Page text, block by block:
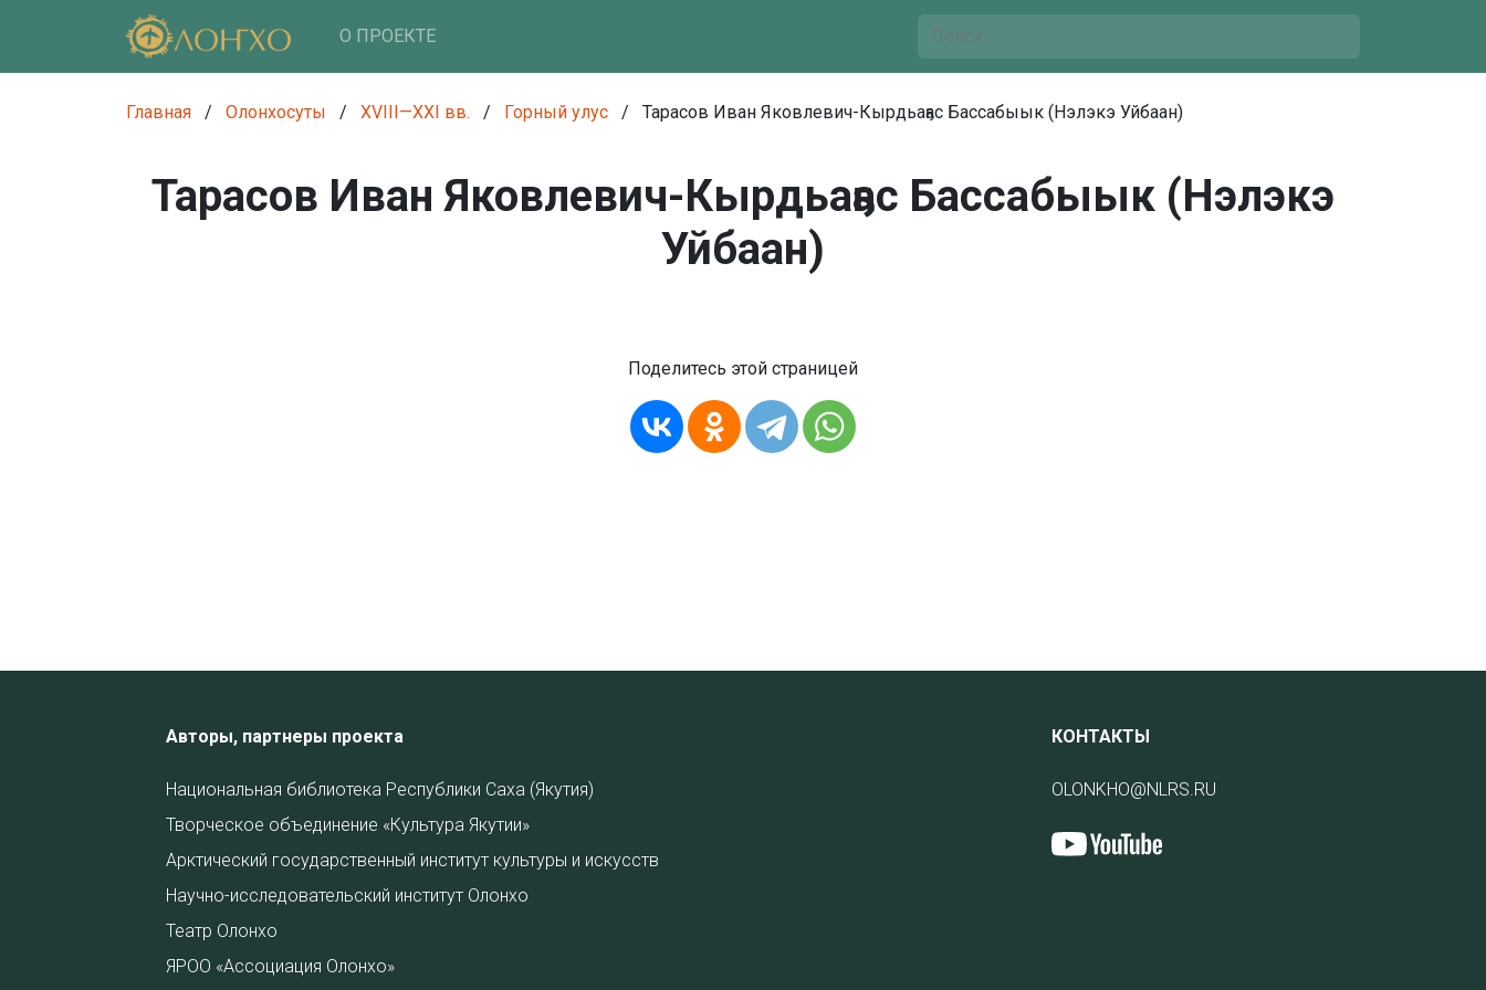
О ПРОЕКТЕ
Главная / Олонхосуты / XVIII—XXI вв. / Горный улус / Тарасов Иван Яковлевич-Кырдьаҕас Бассабыык (Нэлэкэ Уйбаан)
Тарасов Иван Яковлевич-Кырдьаҕас Бассабыык (Нэлэкэ
Уйбаан)
Поделитесь этой страницей
Авторы, партнеры проекта
Национальная библиотека Республики Саха (Якутия)
Творческое объединение «Культура Якутии»
Арктический государственный институт культуры и искусств
Научно-исследовательский институт Олонхо
Театр Олонхо
ЯРОО «Ассоциация Олонхо»
КОНТАКТЫ
OLONKHO@NLRS.RU